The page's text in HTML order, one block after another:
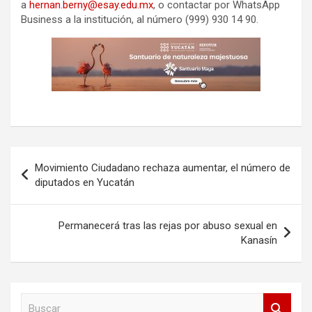
a hernan.berny@esay.edu.mx, o contactar por WhatsApp
Business a la institución, al número (999) 930 14 90.
de
entradas
Movimiento Ciudadano rechaza aumentar, el número de
diputados en Yucatán
Permanecerá tras las rejas por abuso sexual en
Kanasín